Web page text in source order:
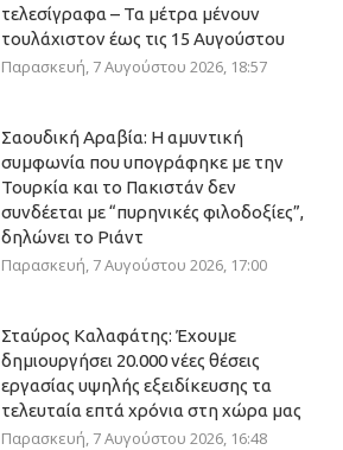
τελεσίγραφα – Τα μέτρα μένουν
τουλάχιστον έως τις 15 Αυγούστου
Παρασκευή, 7 Αυγούστου 2026, 18:57
Σαουδική Αραβία: Η αμυντική
συμφωνία που υπογράφηκε με την
Τουρκία και το Πακιστάν δεν
συνδέεται με “πυρηνικές φιλοδοξίες”,
δηλώνει το Ριάντ
Παρασκευή, 7 Αυγούστου 2026, 17:00
Σταύρος Καλαφάτης: Έχουμε
δημιουργήσει 20.000 νέες θέσεις
εργασίας υψηλής εξειδίκευσης τα
τελευταία επτά χρόνια στη χώρα μας
Παρασκευή, 7 Αυγούστου 2026, 16:48